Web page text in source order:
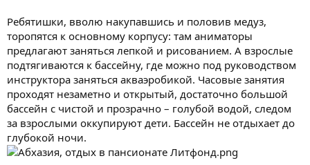
Ребятишки, вволю накупавшись и половив медуз,
торопятся к основному корпусу: там аниматоры
предлагают заняться лепкой и рисованием. А взрослые
подтягиваются к бассейну, где можно под руководством
инструктора заняться акваэробикой. Часовые занятия
проходят незаметно и открытый, достаточно большой
бассейн с чистой и прозрачно – голубой водой, следом
за взрослыми оккупируют дети. Бассейн не отдыхает до
глубокой ночи.